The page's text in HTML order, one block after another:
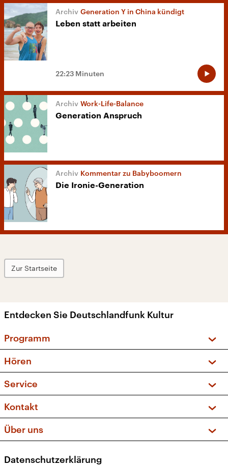
Generation Y in China kündigt
Leben statt arbeiten
22:23 Minuten
Work-Life-Balance
Generation Anspruch
Kommentar zu Babyboomern
Die Ironie-Generation
Zur Startseite
Entdecken Sie Deutschlandfunk Kultur
Programm
Sendungen und Podcasts
Musikliste
Kakadu – Das Kinderprogramm
Hören
Frequenzen (UKW + DAB+)
Service
FAQ
Apps
Newsletter
Kontakt
Social Media
Über uns
Presse
Datenschutzerklärung